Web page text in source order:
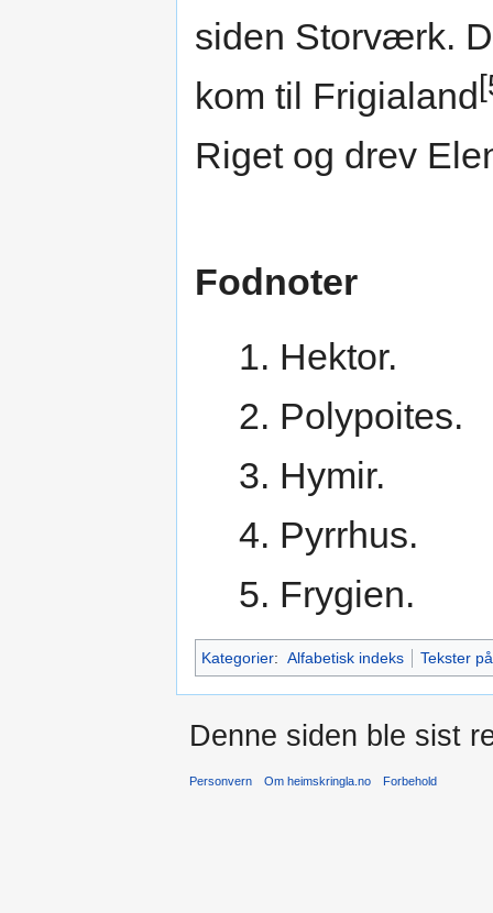
siden Storværk.
kom til Frigialand
Riget og drev
Fodnoter
1. Hektor.
2. Polypoites.
3. Hymir.
4. Pyrrhus.
5. Frygien.
Kategorier: Alfabetisk indeks Tekster
Denne siden ble sist
Personvern Om heimskringla.no Forbehold